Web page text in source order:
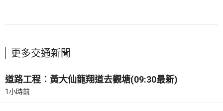
更多交通新聞
道路工程︰黃大仙龍翔道去觀塘(09:30最新)
1小時前